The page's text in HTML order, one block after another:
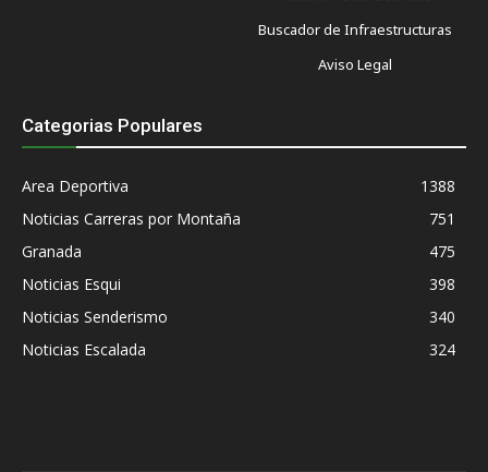
Buscador de Infraestructuras
Aviso Legal
Categorias Populares
Area Deportiva
1388
Noticias Carreras por Montaña
751
Granada
475
Noticias Esqui
398
Noticias Senderismo
340
Noticias Escalada
324